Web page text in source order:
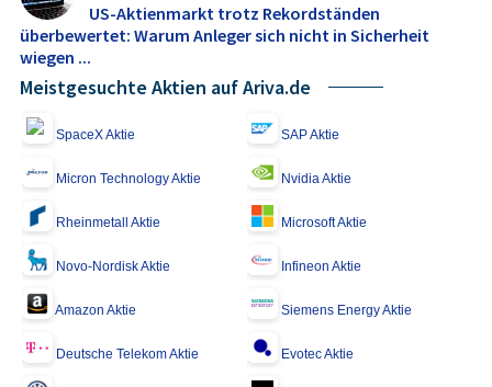
US-Aktienmarkt trotz Rekordständen
überbewertet: Warum Anleger sich nicht in Sicherheit
wiegen ...
Meistgesuchte Aktien auf Ariva.de
SpaceX Aktie SAP Aktie
Micron Technology Aktie Nvidia Aktie
Rheinmetall Aktie Microsoft Aktie
Novo-Nordisk Aktie Infineon Aktie
Amazon Aktie Siemens Energy Aktie
Deutsche Telekom Aktie Evotec Aktie